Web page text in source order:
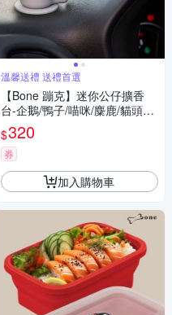
溫馨送禮 送禮首選
【Bone 蹦克】迷你公仔擴香
台-企鵝/鴨子/喵咪/麋鹿/貓頭鷹
(香氛小幫手 香氛 精油 療癒小
物 溫馨送禮 送禮首選)
$320
券
加入購物車